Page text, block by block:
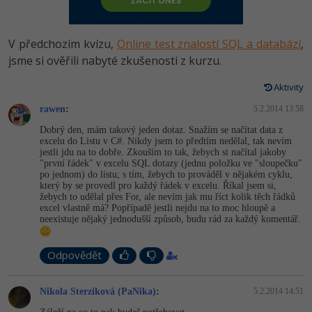
HTML5, CSS3, Bootstrap, SEO
SQL a databáze
UML a návrhové vzory
React
Spring
ASP.NET MVC
Django
Best practices
PHP
JavaScript
HTML / CSS
UML a návrhové vzory
MySQL/MariaDB
MS-SQL
SQLite
Vývojář mobilních aplikací
Specialista na AI a bigdata
Tester
Systémový administrátor
Grafik / UX/UI návrhář
-80%
JavaScript -80%
-80%
Swift -80%
Kotlin -80%
C -80%
Návrh SW -80%
V předchozím kvízu, Online test znalostí SQL a databází,
jsme si ověřili nabyté zkušenosti z kurzu.
Aktivity
rawen: 5.2.2014 13:58
Dobrý den, mám takový jeden dotaz. Snažím se načítat data z
excelu do Listu v C#. Nikdy jsem to předtím nedělal, tak nevím
jestli jdu na to dobře. Zkouším to tak, žebych si načítal jakoby
"první řádek" v excelu SQL dotazy (jednu položku ve "sloupečku"
po jednom) do listu; s tím, žebych to prováděl v nějakém cyklu,
který by se provedl pro každý řádek v excelu. Říkal jsem si,
žebych to udělal přes For, ale nevím jak mu říct kolik těch řádků
excel vlastně má? Popřípadě jestli nejdu na to moc hloupě a
neexistuje nějaký jednodušší způsob, budu rád za každý komentář.
Odpovědět
Nikola Sterziková (PaNika): 5.2.2014 14:51